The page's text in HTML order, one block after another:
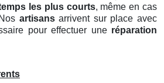
les plus courts, même en cas
artisansarrivent sur place avec
pour effectuer une réparation